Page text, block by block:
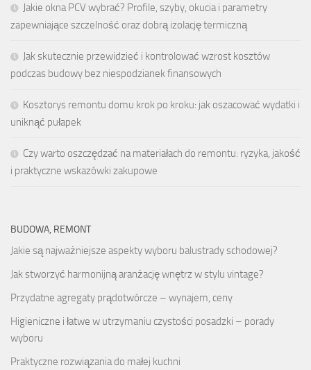
Jakie okna PCV wybrać? Profile, szyby, okucia i parametry
zapewniające szczelność oraz dobrą izolację termiczną
Jak skutecznie przewidzieć i kontrolować wzrost kosztów
podczas budowy bez niespodzianek finansowych
Kosztorys remontu domu krok po kroku: jak oszacować wydatki i
uniknąć pułapek
Czy warto oszczędzać na materiałach do remontu: ryzyka, jakość
i praktyczne wskazówki zakupowe
BUDOWA, REMONT
Jakie są najważniejsze aspekty wyboru balustrady schodowej?
Jak stworzyć harmonijną aranżację wnętrz w stylu vintage?
Przydatne agregaty prądotwórcze – wynajem, ceny
Higieniczne i łatwe w utrzymaniu czystości posadzki – porady
wyboru
Praktyczne rozwiązania do małej kuchni